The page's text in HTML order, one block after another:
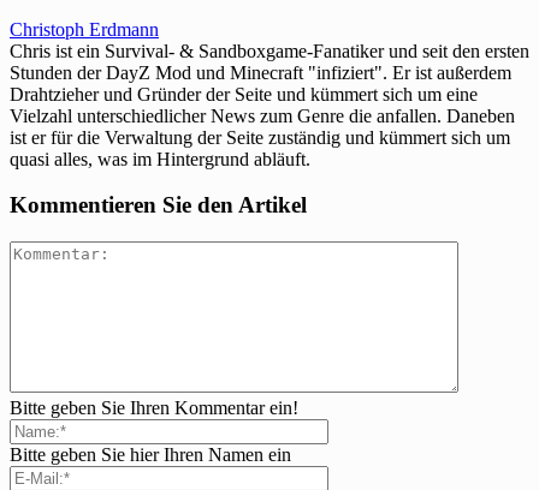
Christoph Erdmann
Chris ist ein Survival- & Sandboxgame-Fanatiker und seit den ersten
Stunden der DayZ Mod und Minecraft "infiziert". Er ist außerdem
Drahtzieher und Gründer der Seite und kümmert sich um eine
Vielzahl unterschiedlicher News zum Genre die anfallen. Daneben
ist er für die Verwaltung der Seite zuständig und kümmert sich um
quasi alles, was im Hintergrund abläuft.
Kommentieren Sie den Artikel
Bitte geben Sie Ihren Kommentar ein!
Bitte geben Sie hier Ihren Namen ein